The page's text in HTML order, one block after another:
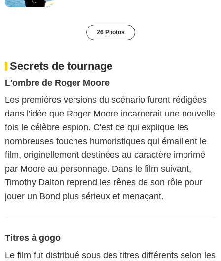
26 Photos
Secrets de tournage
L'ombre de Roger Moore
Les premières versions du scénario furent rédigées
dans l'idée que Roger Moore incarnerait une nouvelle
fois le célèbre espion. C'est ce qui explique les
nombreuses touches humoristiques qui émaillent le
film, originellement destinées au caractère imprimé
par Moore au personnage. Dans le film suivant,
Timothy Dalton reprend les rênes de son rôle pour
jouer un Bond plus sérieux et menaçant.
Titres à gogo
Le film fut distribué sous des titres différents selon les